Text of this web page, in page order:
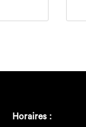
Horaires :